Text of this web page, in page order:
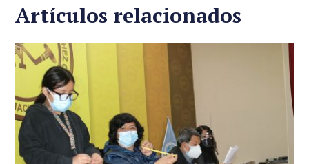
Artículos relacionados